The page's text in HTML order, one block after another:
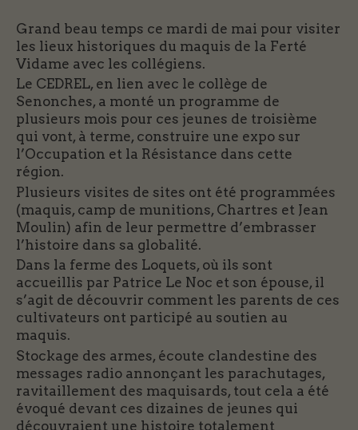
Grand beau temps ce mardi de mai pour visiter
les lieux historiques du maquis de la Ferté
Vidame avec les collégiens.
Le CEDREL, en lien avec le collège de
Senonches, a monté un programme de
plusieurs mois pour ces jeunes de troisième
qui vont, à terme, construire une expo sur
l’Occupation et la Résistance dans cette
région.
Plusieurs visites de sites ont été programmées
(maquis, camp de munitions, Chartres et Jean
Moulin) afin de leur permettre d’embrasser
l’histoire dans sa globalité.
Dans la ferme des Loquets, où ils sont
accueillis par Patrice Le Noc et son épouse, il
s’agit de découvrir comment les parents de ces
cultivateurs ont participé au soutien au
maquis.
Stockage des armes, écoute clandestine des
messages radio annonçant les parachutages,
ravitaillement des maquisards, tout cela a été
évoqué devant ces dizaines de jeunes qui
découvraient une histoire totalement